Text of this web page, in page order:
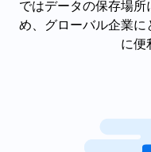
ではデータの保存場
め、グローバル企業
に便